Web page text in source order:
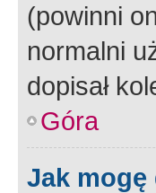
(powinni
normalni
dopisał
Góra
Jak